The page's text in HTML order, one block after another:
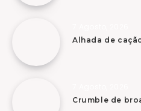
Alhada de
Crumble de